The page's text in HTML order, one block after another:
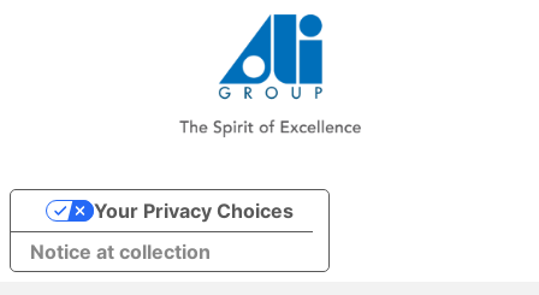
Notice at collection
Your Privacy Choices